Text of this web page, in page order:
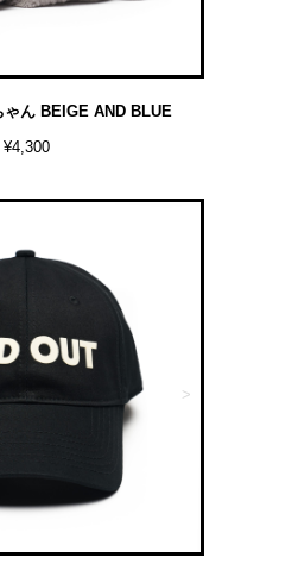
ゃん BEIGE AND BLUE
¥4,300
>